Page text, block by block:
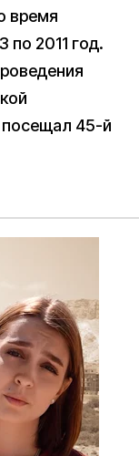
время
по 2011 год.
посещал 45-й